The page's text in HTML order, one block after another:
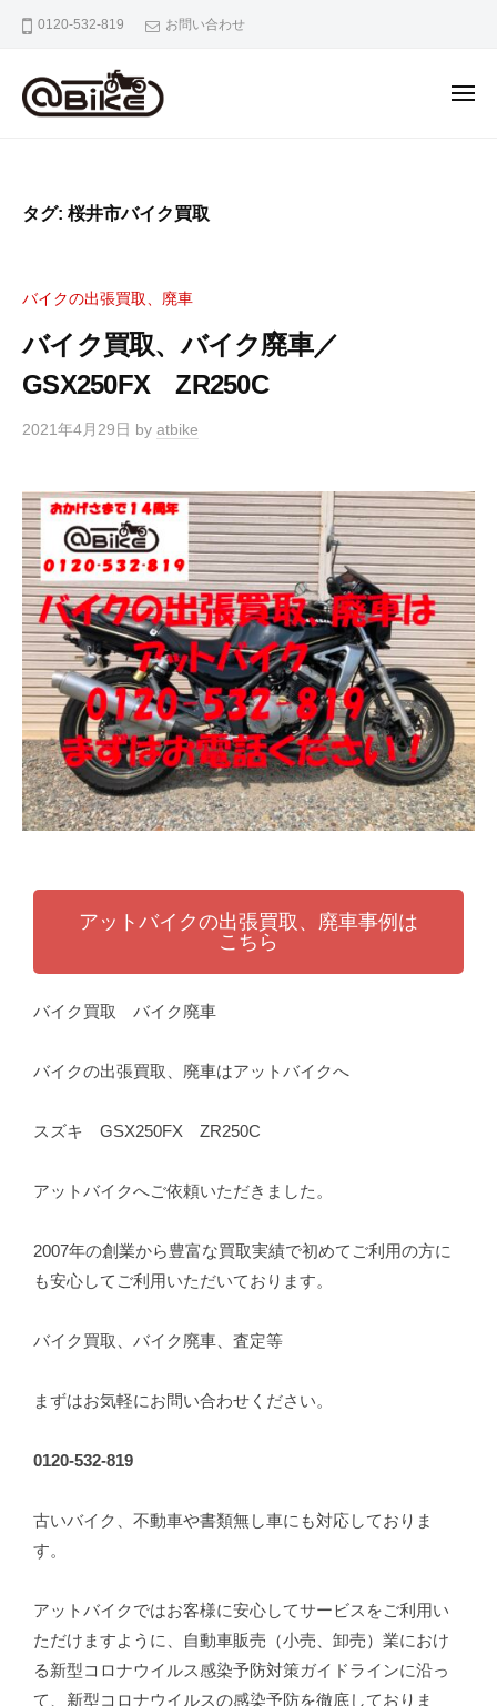
0120-532-819 お問い合わせ
の
張
取
専
ッ
ト
バ
イ
ク
都
市
の
バ
張
買
取
り
・
引
取
り
・
廃
車
な
ら
タグ: 桜井市バイク買取
バイクの出張買取、廃車
バイク買取、バイク廃車／
GSX250FX ZR250C
2021年4月29日 by atbike
アットバイクの出張買取、廃車事例は
こちら
バイク買取 バイク廃車
バイクの出張買取、廃車はアットバイクへ
スズキ GSX250FX ZR250C
アットバイクへご依頼いただきました。
2007年の創業から豊富な買取実績で初めてご利用の方に
も安心してご利用いただいております。
バイク買取、バイク廃車、査定等
まずはお気軽にお問い合わせください。
0120-532-819
古いバイク、不動車や書類無し車にも対応しておりま
す。
アットバイクではお客様に安心してサービスをご利用い
ただけますように、自動車販売（小売、卸売）業におけ
る新型コロナウイルス感染予防対策ガイドラインに沿っ
て、新型コロナウイルスの感染予防を徹底しておりま
イ
の
出
専
ア
ト
バ
イ
ク